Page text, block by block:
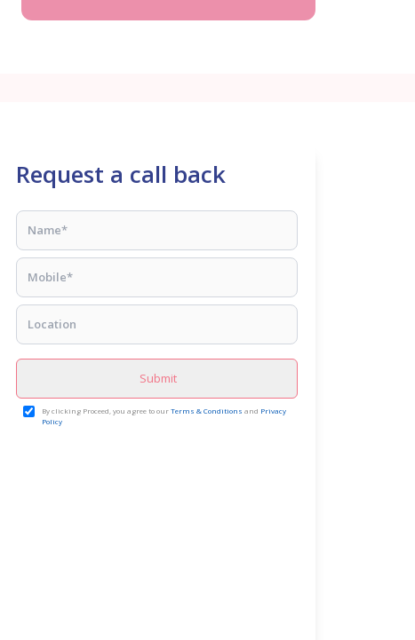
Request a call back
Submit
By clicking Proceed, you agree to ourTerms & Conditions and Privacy
Policy